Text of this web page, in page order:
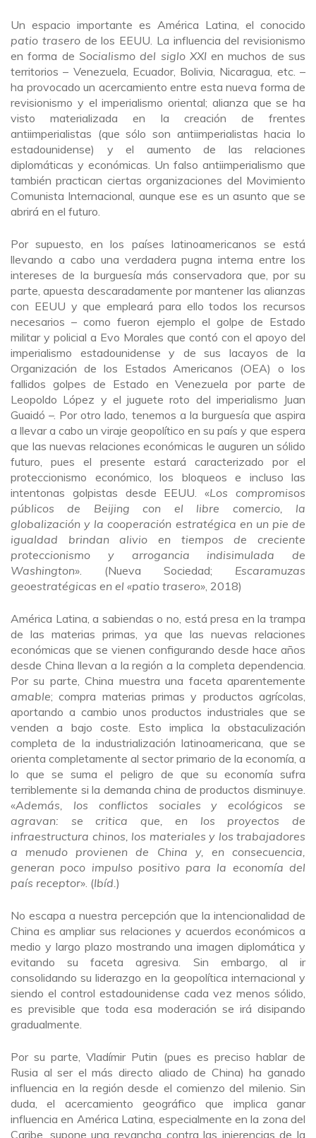
Un espacio importante es América Latina, el conocido
patio traserode los EEUU. La influencia del revisionismo
en forma de Socialismo del siglo XXIen muchos de sus
territorios – Venezuela, Ecuador, Bolivia, Nicaragua, etc. –
ha provocado un acercamiento entre esta nueva forma de
revisionismo y el imperialismo oriental; alianza que se ha
visto materializada en la creación de frentes
antiimperialistas (que sólo son antiimperialistas hacia lo
estadounidense) y el aumento de las relaciones
diplomáticas y económicas. Un falso antiimperialismo que
también practican ciertas organizaciones del Movimiento
Comunista Internacional, aunque ese es un asunto que se
abrirá en el futuro.
Por supuesto, en los países latinoamericanos se está
llevando a cabo una verdadera pugna interna entre los
intereses de la burguesía más conservadora que, por su
parte, apuesta descaradamente por mantener las alianzas
con EEUU y que empleará para ello todos los recursos
necesarios – como fueron ejemplo el golpe de Estado
militar y policial a Evo Morales que contó con el apoyo del
imperialismo estadounidense y de sus lacayos de la
Organización de los Estados Americanos (OEA) o los
fallidos golpes de Estado en Venezuela por parte de
Leopoldo López y el juguete roto del imperialismo Juan
Guaidó –. Por otro lado, tenemos a la burguesía que aspira
a llevar a cabo un viraje geopolítico en su país y que espera
que las nuevas relaciones económicas le auguren un sólido
futuro, pues el presente estará caracterizado por el
proteccionismo económico, los bloqueos e incluso las
intentonas golpistas desde EEUU. «Los compromisos
públicos de Beijing con el libre comercio, la
globalización y la cooperación estratégica en un pie de
igualdad brindan alivio en tiempos de creciente
proteccionismo y arrogancia indisimulada de
Washington». (Nueva Sociedad; Escaramuzas
geoestratégicas en el «patio trasero» , 2018)
América Latina, a sabiendas o no, está presa en la trampa
de las materias primas, ya que las nuevas relaciones
económicas que se vienen configurando desde hace años
desde China llevan a la región a la completa dependencia.
Por su parte, China muestra una faceta aparentemente
amable; compra materias primas y productos agrícolas,
aportando a cambio unos productos industriales que se
venden a bajo coste. Esto implica la obstaculización
completa de la industrialización latinoamericana, que se
orienta completamente al sector primario de la economía, a
lo que se suma el peligro de que su economía sufra
terriblemente si la demanda china de productos disminuye.
«Además, los conflictos sociales y ecológicos se
agravan: se critica que, en los proyectos de
infraestructura chinos, los materiales y los trabajadores
a menudo provienen de China y, en consecuencia,
generan poco impulso positivo para la economía del
país receptor». (Ibíd. )
No escapa a nuestra percepción que la intencionalidad de
China es ampliar sus relaciones y acuerdos económicos a
medio y largo plazo mostrando una imagen diplomática y
evitando su faceta agresiva. Sin embargo, al ir
consolidando su liderazgo en la geopolítica internacional y
siendo el control estadounidense cada vez menos sólido,
es previsible que toda esa moderación se irá disipando
gradualmente.
Por su parte, Vladímir Putin (pues es preciso hablar de
Rusia al ser el más directo aliado de China) ha ganado
influencia en la región desde el comienzo del milenio. Sin
duda, el acercamiento geográfico que implica ganar
influencia en América Latina, especialmente en la zona del
Caribe, supone una revancha contra las injerencias de la